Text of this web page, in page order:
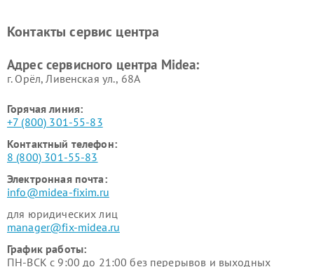
пылесосов Midea
Midea
Контакты сервис центра
Адрес сервисного центра Midea:
г. Орёл, Ливенская ул., 68А
Горячая линия:
+7 (800) 301-55-83
Контактный телефон:
8 (800) 301-55-83
Электронная почта:
info@midea-fixim.ru
для юридических лиц
manager@fix-midea.ru
График работы:
ПН-ВСК с 9:00 до 21:00 без перерывов и выходных